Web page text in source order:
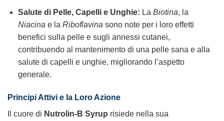
Salute di Pelle, Capelli e Unghie: La Biotina, la
Niacina e la Riboflavina sono note per i loro effetti
benefici sulla pelle e sugli annessi cutanei,
contribuendo al mantenimento di una pelle sana e alla
salute di capelli e unghie, migliorando l’aspetto
generale.
Principi Attivi e la Loro Azione
Il cuore di Nutrolin-B Syrup risiede nella sua